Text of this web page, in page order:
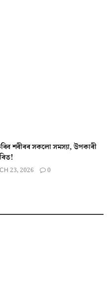
শৰীৰৰ সকলো সমস্যা, উপকাৰী
23, 2026 0